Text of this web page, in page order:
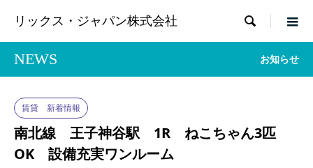
リックス・ジャパン株式会社 
NEWS お知らせ
賃貸 新着情報
南北線 王子神谷駅 1R ねこちゃん3匹
OK 設備充実ワンルーム